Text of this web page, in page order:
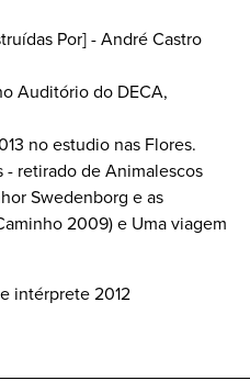
Por] - André Castro
Auditório do DECA,
no estudio nas Flores.
- retirado de Animalescos
Swedenborg e as
2009) e Uma viagem
intérprete 2012